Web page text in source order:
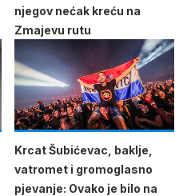
njegov nećak kreću na
Zmajevu rutu
Krcat Šubićevac, baklje,
vatromet i gromoglasno
pjevanje: Ovako je bilo na